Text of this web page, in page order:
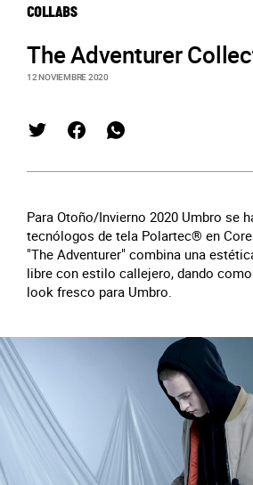
COLLABS
The Adventurer
12 NOVIEMBRE 2020
Para Otoño/Invierno 2020 Umbro se
tecnólogos de tela Polartec® en
"The Adventurer" combina una
libre con estilo callejero, dando
look fresco para Umbro.